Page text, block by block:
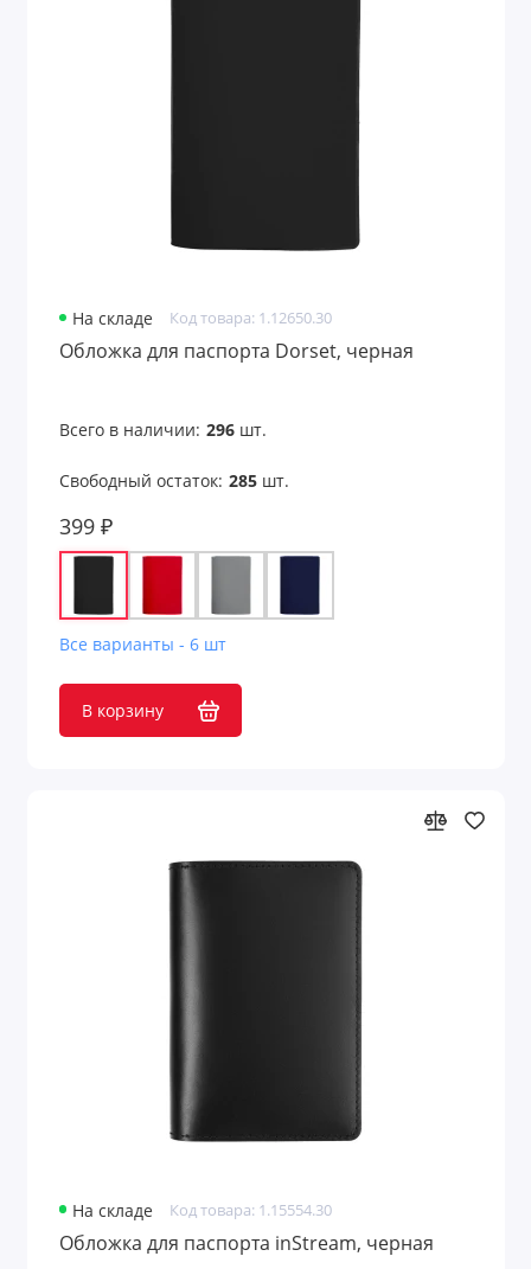
На складе Код товара: 1.12650.30
Обложка для паспорта Dorset, черная
Всего в наличии: 296шт.
Свободный остаток: 285шт.
399 ₽
Все варианты - 6 шт
В корзину
На складе Код товара: 1.15554.30
Обложка для паспорта inStream, черная